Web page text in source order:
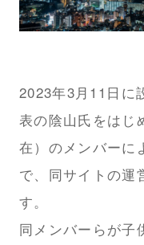
2023年3月11日に
表の陰山氏をはじ
在）のメンバーに
で、同サイトの運
す。
同メンバーらが子